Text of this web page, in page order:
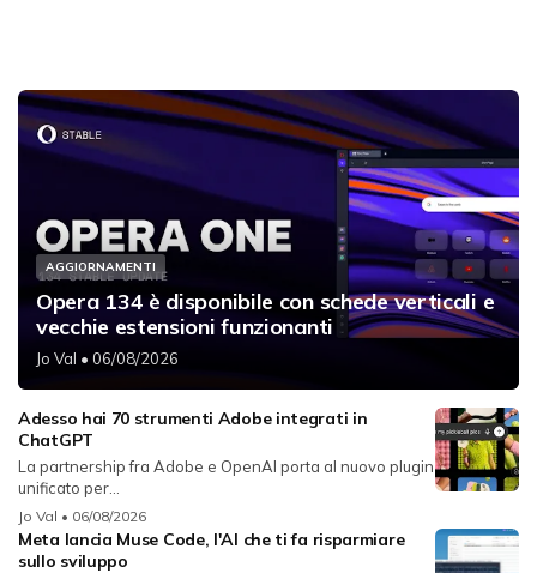
AGGIORNAMENTI
Opera 134 è disponibile con schede verticali e
vecchie estensioni funzionanti
Jo Val • 06/08/2026
Adesso hai 70 strumenti Adobe integrati in
ChatGPT
La partnership fra Adobe e OpenAI porta al nuovo plugin
unificato per...
Jo Val • 06/08/2026
Meta lancia Muse Code, l'AI che ti fa risparmiare
sullo sviluppo